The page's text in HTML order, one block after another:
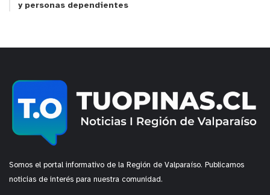
y personas dependientes
Somos el portal informativo de la Región de Valparaíso. Publicamos
noticias de interés para nuestra comunidad.